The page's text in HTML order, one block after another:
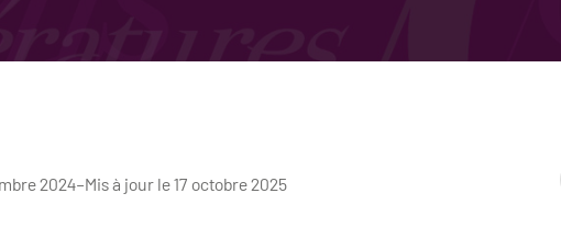
2024–Mis à jour le 17 octobre 2025